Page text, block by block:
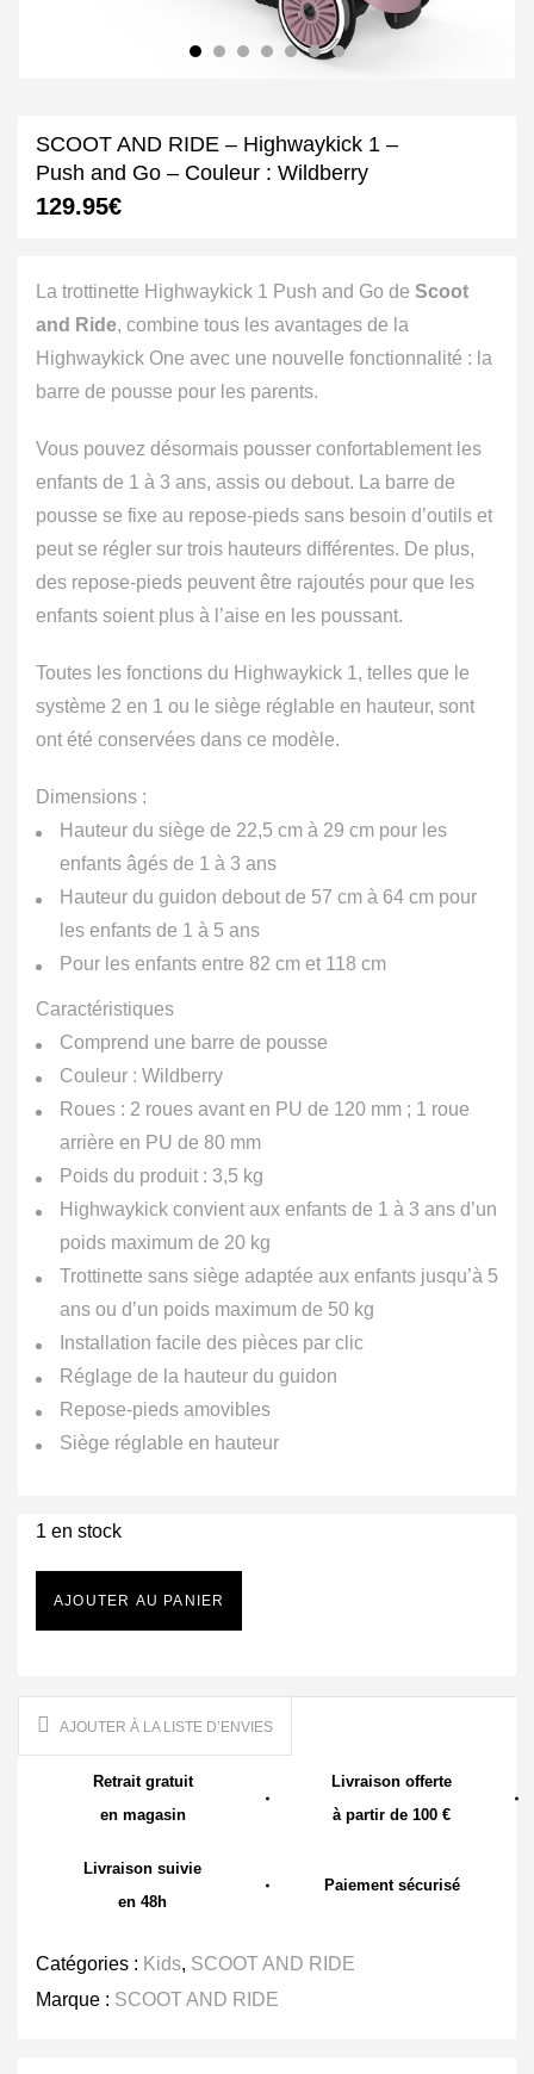
SCOOT AND RIDE – Highwaykick 1 –
Push and Go – Couleur : Wildberry
129.95€
La trottinette Highwaykick 1 Push and Go de Scoot
and Ride, combine tous les avantages de la
Highwaykick One avec une nouvelle fonctionnalité : la
barre de pousse pour les parents.
Vous pouvez désormais pousser confortablement les
enfants de 1 à 3 ans, assis ou debout. La barre de
pousse se fixe au repose-pieds sans besoin d’outils et
peut se régler sur trois hauteurs différentes. De plus,
des repose-pieds peuvent être rajoutés pour que les
enfants soient plus à l’aise en les poussant.
Toutes les fonctions du Highwaykick 1, telles que le
système 2 en 1 ou le siège réglable en hauteur, sont
ont été conservées dans ce modèle.
Dimensions :
Hauteur du siège de 22,5 cm à 29 cm pour les
enfants âgés de 1 à 3 ans
Hauteur du guidon debout de 57 cm à 64 cm pour
les enfants de 1 à 5 ans
Pour les enfants entre 82 cm et 118 cm
Caractéristiques
Comprend une barre de pousse
Couleur : Wildberry
Roues : 2 roues avant en PU de 120 mm ; 1 roue
arrière en PU de 80 mm
Poids du produit : 3,5 kg
Highwaykick convient aux enfants de 1 à 3 ans d’un
poids maximum de 20 kg
Trottinette sans siège adaptée aux enfants jusqu’à 5
ans ou d’un poids maximum de 50 kg
Installation facile des pièces par clic
Réglage de la hauteur du guidon
Repose-pieds amovibles
Siège réglable en hauteur
1 en stock
AJOUTER AU PANIER
AJOUTER À LA LISTE D’ENVIES
Retrait gratuit
en magasin
Livraison offerte
à partir de 100 €
Livraison suivie
en 48h
Paiement sécurisé
Catégories : Kids, SCOOT AND RIDE
Marque : SCOOT AND RIDE